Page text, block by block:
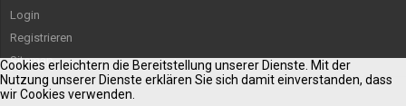
Login
Registrieren
Sitemap
Cookies erleichtern die Bereitstellung unserer Dienste. Mit der
Nutzung unserer Dienste erklären Sie sich damit einverstanden, dass
wir Cookies verwenden.